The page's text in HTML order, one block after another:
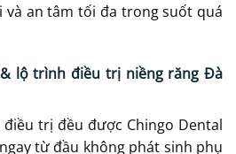
an tâm tối đa trong suốt quá
lộ trình điều trị niềng răng Đà
trị đều được Chingo Dental
từ đầu không phát sinh phụ